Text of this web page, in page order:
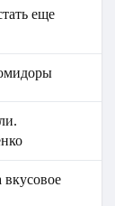
еще
вкусовое